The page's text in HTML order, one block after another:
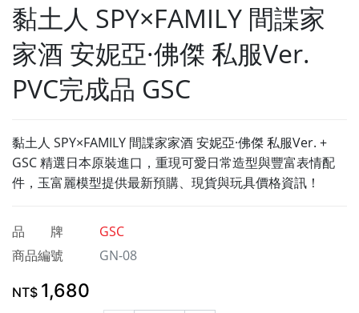
黏土人 SPY×FAMILY 間諜家
家酒 安妮亞·佛傑 私服Ver.
PVC完成品 GSC
黏土人 SPY×FAMILY 間諜家家酒 安妮亞·佛傑 私服Ver. +
GSC 精選日本原裝進口，重現可愛日常造型與豐富表情配
件，玉富麗模型提供最新預購、現貨與玩具價格資訊！
品 牌
GSC
商品編號
GN-08
NT$ 1,680